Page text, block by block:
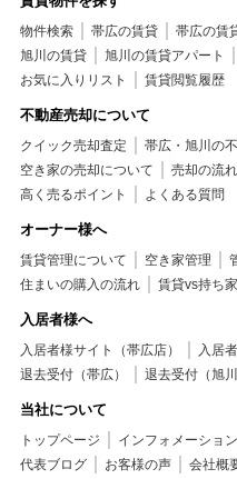
物件検索 帯広の賃貸 帯広の賃
旭川の賃貸
旭川の賃貸アパート
お気に入りリスト
賃貸閲覧履歴
不動産売却について
クイック売却査定 帯広・旭川の
空き家の売却について
売却の流れ
高く売るポイント
よくある質問
オーナー様へ
賃貸管理について 空き家管理
住まいの購入の流れ
賃貸vs持ち家
入居者様へ
入居者様サイト（帯広店）
入居
退去受付（帯広）
退去受付（旭川
当社について
トップページ インフォメーション
代表ブログ
お客様の声 会社概